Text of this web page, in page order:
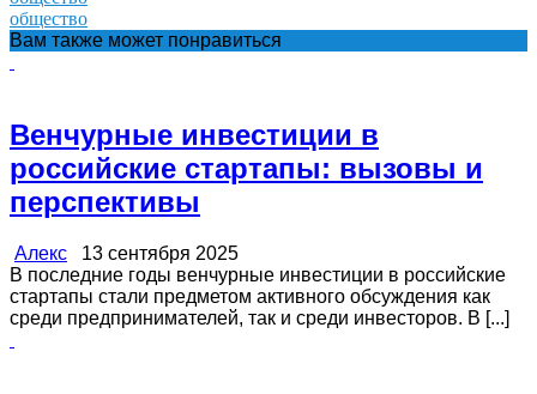
общество
Вам также может понравиться
Венчурные инвестиции в
российские стартапы: вызовы и
перспективы
Алекс 13 сентября 2025
В последние годы венчурные инвестиции в российские
стартапы стали предметом активного обсуждения как
среди предпринимателей, так и среди инвесторов. В [...]